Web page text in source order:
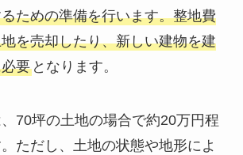
ための準備を行います。整地費
を売却したり、新しい建物を建
要となります。
70坪の土地の場合で約20万円程
ただし、土地の状態や地形によ